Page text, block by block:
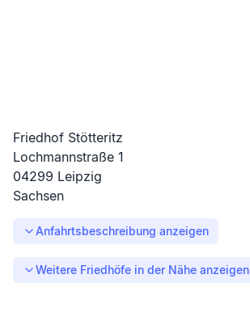
Friedhof Stötteritz
Lochmannstraße 1
04299 Leipzig
Sachsen
Anfahrtsbeschreibung anzeigen
Weitere Friedhöfe in der Nähe anzeigen